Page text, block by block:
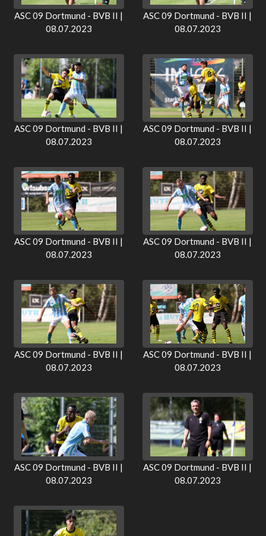
ASC 09 Dortmund - BVB II |
08.07.2023
ASC 09 Dortmund - BVB II |
08.07.2023
ASC 09 Dortmund - BVB II |
08.07.2023
ASC 09 Dortmund - BVB II |
08.07.2023
ASC 09 Dortmund - BVB II |
08.07.2023
ASC 09 Dortmund - BVB II |
08.07.2023
ASC 09 Dortmund - BVB II |
08.07.2023
ASC 09 Dortmund - BVB II |
08.07.2023
ASC 09 Dortmund - BVB II |
08.07.2023
ASC 09 Dortmund - BVB II |
08.07.2023